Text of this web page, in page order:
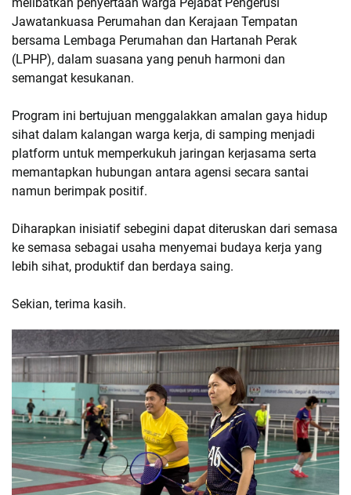
Jawatankuasa Perumahan dan Kerajaan Tempatan
bersama Lembaga Perumahan dan Hartanah Perak
(LPHP), dalam suasana yang penuh harmoni dan
semangat kesukanan.
Program ini bertujuan menggalakkan amalan gaya hidup
sihat dalam kalangan warga kerja, di samping menjadi
platform untuk memperkukuh jaringan kerjasama serta
memantapkan hubungan antara agensi secara santai
namun berimpak positif.
Diharapkan inisiatif sebegini dapat diteruskan dari semasa
ke semasa sebagai usaha menyemai budaya kerja yang
lebih sihat, produktif dan berdaya saing.
Sekian, terima kasih.